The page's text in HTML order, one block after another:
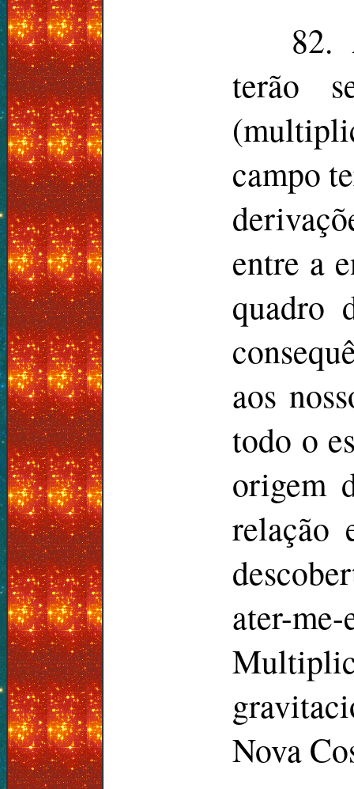
82.
terão
campo
entre a
quadro
aos
todo o
origem
relação
ater-
Nova